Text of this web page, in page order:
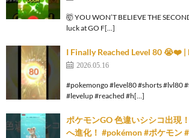
🤯 YOU WON’T BELIEVE THE
luck at GO F[…]
I Finally Reached Level 80 😭❤️ |
2026.05.16
#pokemongo #level80 #shorts #lvl80
#levelup #reached #h[…]
ポケモンGO 色違いシシコ出現
へ進化！ #pokémon #ポケモン